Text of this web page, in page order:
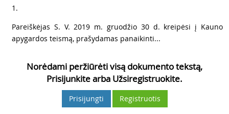
1.
Pareiškėjas S. V. 2019 m. gruodžio 30 d. kreipėsi į Kauno
apygardos teismą, prašydamas panaikinti...
Norėdami peržiūrėti visą dokumento tekstą,
Prisijunkite arba Užsiregistruokite.
Prisijungti Registruotis